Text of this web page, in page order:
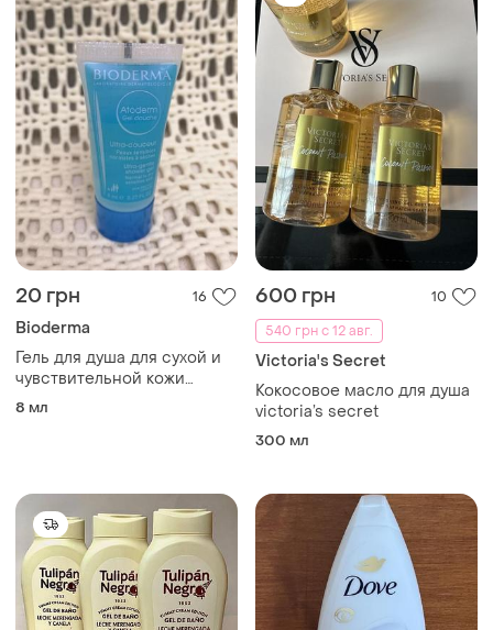
20 грн 16
Bioderma
Гель для душа для сухой и
чувствительной кожи
bioderma atoderm gentle
8 мл
600 грн
10
540 грн с 12 авг.
Victoria's Secret
Кокосовое масло для душа
victoria’s secret
300 мл